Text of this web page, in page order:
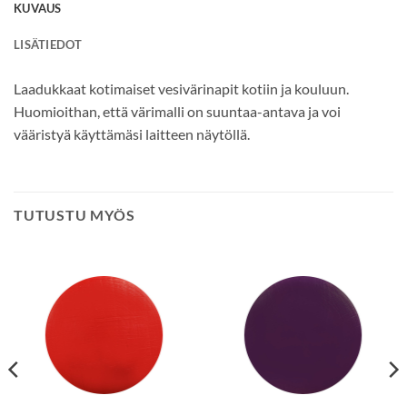
KUVAUS
LISÄTIEDOT
Laadukkaat kotimaiset vesivärinapit kotiin ja kouluun.
Huomioithan, että värimalli on suuntaa-antava ja voi
vääristyä käyttämäsi laitteen näytöllä.
TUTUSTU MYÖS